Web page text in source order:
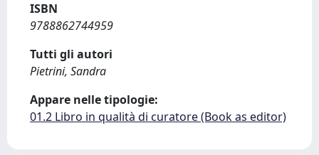
ISBN
9788862744959
Tutti gli autori
Pietrini, Sandra
Appare nelle tipologie:
01.2 Libro in qualità di curatore (Book as editor)